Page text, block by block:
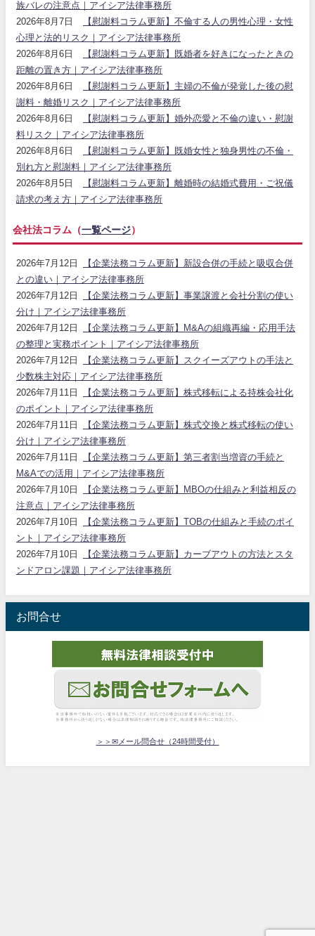
族バレの注意点｜アイシア法律事務所
2026年8月7日
【慰謝料コラム更新】不倫する人の男性心理・女性
心理と法的リスク｜アイシア法律事務所
2026年8月6日
【慰謝料コラム更新】既婚者を好きになったときの
距離の置き方｜アイシア法律事務所
2026年8月6日
【慰謝料コラム更新】主婦の不倫が発覚した後の慰
謝料・離婚リスク｜アイシア法律事務所
2026年8月6日
【慰謝料コラム更新】婚外恋愛と不倫の違い・慰謝
料リスク｜アイシア法律事務所
2026年8月6日
【慰謝料コラム更新】既婚女性と独身男性の不倫・
別れ方と慰謝料｜アイシア法律事務所
2026年8月5日
【慰謝料コラム更新】離婚時の結婚式費用・ご祝儀
請求の考え方｜アイシア法律事務所
会社法コラム（一覧ページ）
2026年7月12日
【企業法務コラム更新】新設合併の手続と吸収合併
との違い｜アイシア法律事務所
2026年7月12日
【企業法務コラム更新】事業譲渡と会社分割の使い
分け｜アイシア法律事務所
2026年7月12日
【企業法務コラム更新】M&Aの組織再編・応用手法
の整理と実務ポイント｜アイシア法律事務所
2026年7月12日
【企業法務コラム更新】スクイーズアウトの手法と
少数株主対応｜アイシア法律事務所
2026年7月11日
【企業法務コラム更新】株式移転による持株会社化
のポイント｜アイシア法律事務所
2026年7月11日
【企業法務コラム更新】株式交換と株式移転の使い
分け｜アイシア法律事務所
2026年7月11日
【企業法務コラム更新】第三者割当増資の手続と
M&Aでの活用｜アイシア法律事務所
2026年7月10日
【企業法務コラム更新】MBOの仕組みと利益相反の
注意点｜アイシア法律事務所
2026年7月10日
【企業法務コラム更新】TOBの仕組みと手続のポイ
ント｜アイシア法律事務所
2026年7月10日
【企業法務コラム更新】カーブアウトの方法とスタ
ンドアロン課題｜アイシア法律事務所
お問合せ
＞＞✉メール問合せ（24時間受付）